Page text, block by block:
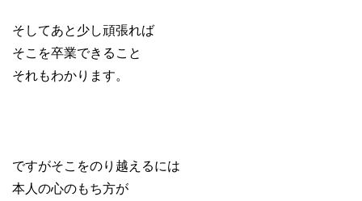
そしてあと少し頑張れば
そこを卒業できること
それもわかります。
ですがそこをのり越えるには
本人の心のもち方が